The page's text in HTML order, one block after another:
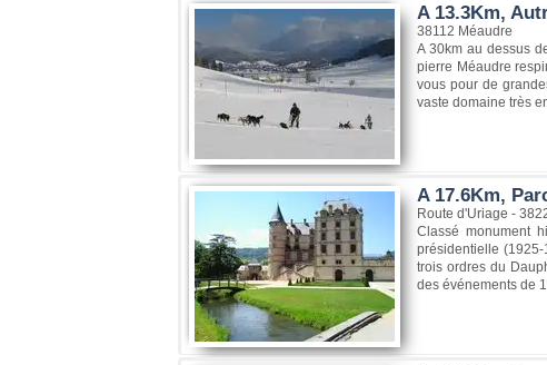
A 13.3Km,
38112 Méaudre
A 30km au dessus
pierre Méaudre
vous pour de
vaste domaine très
A 17.6Km,
Route d'Uriage -
Classé monument
présidentielle
trois ordres du
des événements de